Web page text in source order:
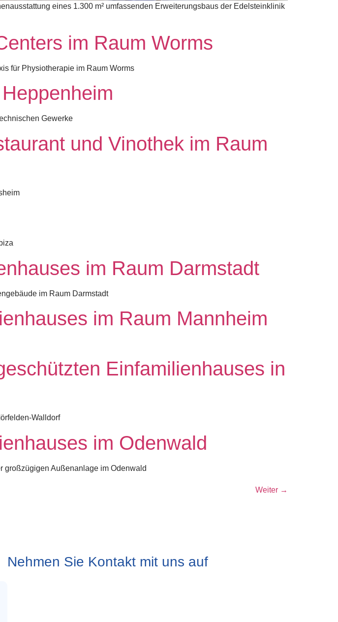
eines 1.300 m² umfassenden Erweiterungsbaus der Edelsteinklinik
im Raum Worms
für Physiotherapie im Raum Worms
Gewerke
und Vinothek im Raum
im Raum Darmstadt
im Raum Darmstadt
im Raum Mannheim
Einfamilienhauses in
Walldorf
im Odenwald
großzügigen Außenanlage im Odenwald
Weiter →
Nehmen Sie Kontakt mit uns auf